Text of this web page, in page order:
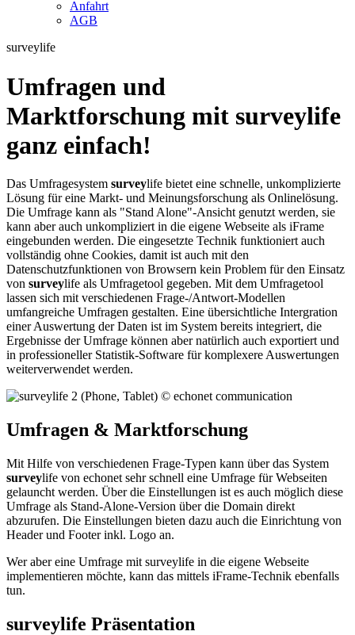
Anfahrt
AGB
surveylife
Umfragen und
Marktforschung mit surveylife
ganz einfach!
Das Umfragesystem surveylife bietet eine schnelle, unkomplizierte
Lösung für eine Markt- und Meinungsforschung als Onlinelösung.
Die Umfrage kann als "Stand Alone"-Ansicht genutzt werden, sie
kann aber auch unkompliziert in die eigene Webseite als iFrame
eingebunden werden. Die eingesetzte Technik funktioniert auch
vollständig ohne Cookies, damit ist auch mit den
Datenschutzfunktionen von Browsern kein Problem für den Einsatz
von surveylife als Umfragetool gegeben. Mit dem Umfragetool
lassen sich mit verschiedenen Frage-/Antwort-Modellen
umfangreiche Umfragen gestalten. Eine übersichtliche Intergration
einer Auswertung der Daten ist im System bereits integriert, die
Ergebnisse der Umfrage können aber natürlich auch exportiert und
in professioneller Statistik-Software für komplexere Auswertungen
weiterverwendet werden.
Umfragen & Marktforschung
Mit Hilfe von verschiedenen Frage-Typen kann über das System
surveylife von echonet sehr schnell eine Umfrage für Webseiten
gelauncht werden. Über die Einstellungen ist es auch möglich diese
Umfrage als Stand-Alone-Version über die Domain direkt
abzurufen. Die Einstellungen bieten dazu auch die Einrichtung von
Header und Footer inkl. Logo an.
Wer aber eine Umfrage mit surveylife in die eigene Webseite
implementieren möchte, kann das mittels iFrame-Technik ebenfalls
tun.
surveylife Präsentation